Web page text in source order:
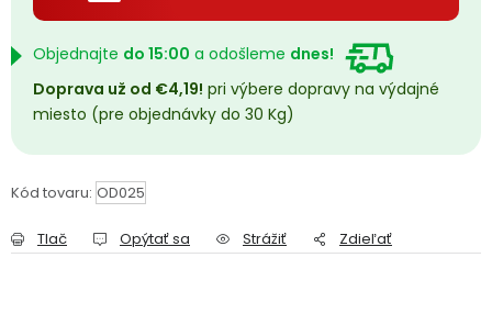
Registrace
Objednajte do 15:00 a odošleme dnes!
Doprava už od €4,19! pri výbere dopravy na výdajné
miesto (pre objednávky do 30 Kg)
Kód tovaru: OD025
Tlač Opýtať sa Strážiť Zdieľať